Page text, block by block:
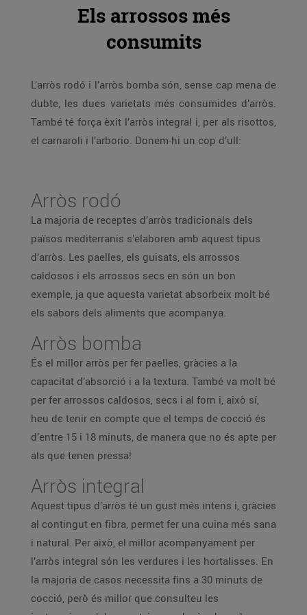
Els arrossos més
consumits
L’arròs rodó i l’arròs bomba són, sense cap mena de
dubte, les dues varietats més consumides d’arròs.
També té força èxit l’arròs integral i, per als risottos,
el carnaroli i l’arborio. Donem-hi un cop d’ull:
Arròs rodó
La majoria de receptes d’arròs tradicionals dels
països mediterranis s’elaboren amb aquest tipus
d’arròs. Les paelles, els guisats, els arrossos
caldosos i els arrossos secs en són un bon
exemple, ja que aquesta varietat absorbeix molt bé
els sabors dels aliments que acompanya.
Arròs bomba
És el millor arròs per fer paelles, gràcies a la
capacitat d’absorció i a la textura. També va molt bé
per fer arrossos caldosos, secs i al forn i, això sí,
heu de tenir en compte que el temps de cocció és
d’entre 15 i 18 minuts, de manera que no és apte per
als que tenen pressa!
Arròs integral
Aquest tipus d’arròs té un gust més intens i, gràcies
al contingut en fibra, permet fer una cuina més sana
i natural. Per això, el millor acompanyament per
l’arròs integral són les verdures i les hortalisses. En
la majoria de casos necessita fins a 30 minuts de
cocció, però és millor que consulteu les